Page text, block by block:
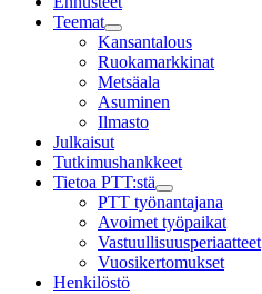
Teemat
Child
menu
Kansantalous
Ruokamarkkinat
Metsäala
Asuminen
Ilmasto
Julkaisut
Tutkimushankkeet
Tietoa PTT:stä
Child
menu
PTT työnantajana
Avoimet työpaikat
Vastuullisuusperiaatteet
Vuosikertomukset
Henkilöstö